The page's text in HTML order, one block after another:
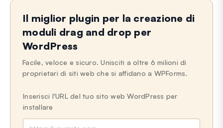
Il miglior plugin per la creazione di
moduli drag and drop per
WordPress
Facile, veloce e sicuro. Unisciti a oltre 6 milioni di
proprietari di siti web che si affidano a WPForms.
Inserisci l'URL del tuo sito web WordPress per
installare